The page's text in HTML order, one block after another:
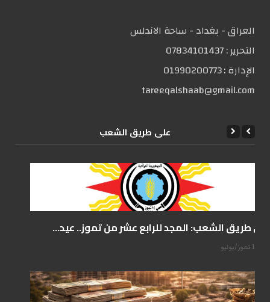
العراق - بغداد - ساحة الاندلس
التحریر :07834101437
الإدارة :01990200773
tareeqalshaab@gmail.com
علی طریق الشعب
على طريق الشعب: المجد للرابع عشر من تموز.. عيد...
14 تموز/يوليو